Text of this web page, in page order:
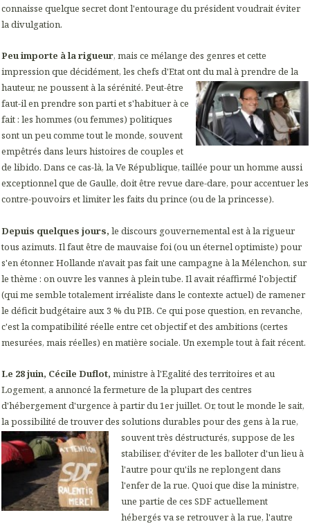
connaisse quelque secret dont l'entourage du président voudrait éviter
la divulgation.
Peu importe à la rigueur, mais ce mélange des genres et cette
impression que décidément, les chefs d'Etat ont du mal à prendre de la
hauteur, ne poussent à la sérénité. Peut-être
faut-il en prendre son parti et s'habituer à ce
fait : les hommes (ou femmes) politiques
sont un peu comme tout le monde, souvent
empêtrés dans leurs histoires de couples et
de libido. Dans ce cas-là, la Ve République, taillée pour un homme aussi
exceptionnel que de Gaulle, doit être revue dare-dare, pour accentuer les
contre-pouvoirs et limiter les faits du prince (ou de la princesse).
Depuis quelques jours, le discours gouvernemental est à la rigueur
tous azimuts. Il faut être de mauvaise foi (ou un éternel optimiste) pour
s'en étonner. Hollande n'avait pas fait une campagne à la Mélenchon, sur
le thème : on ouvre les vannes à plein tube. Il avait réaffirmé l'objectif
(qui me semble totalement irréaliste dans le contexte actuel) de ramener
le déficit budgétaire aux 3 % du PIB. Ce qui pose question, en revanche,
c'est la compatibilité réelle entre cet objectif et des ambitions (certes
mesurées, mais réelles) en matière sociale. Un exemple tout à fait récent.
Le 28 juin, Cécile Duflot, ministre à l'Egalité des territoires et au
Logement, a annoncé la fermeture de la plupart des centres
d'hébergement d'urgence à partir du 1er juillet. Or, tout le monde le sait,
la possibilité de trouver des solutions durables pour des gens à la rue,
souvent très déstructurés, suppose de les
stabiliser, d'éviter de les balloter d'un lieu à
l'autre pour qu'ils ne replongent dans
l'enfer de la rue. Quoi que dise la ministre,
une partie de ces SDF actuellement
hébergés va se retrouver à la rue, l'autre